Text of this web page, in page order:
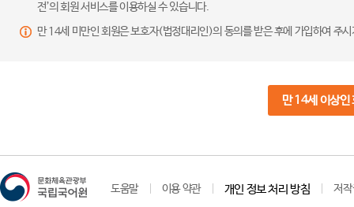
전’의 회원 서비스를 이용하실 수 있습니다.
만 14세 미만인 회원은 보호자(법정대리인)의 동의를 받은 후에 가입하여 주
만 14세 이상인
도움말 이용 약관 개인 정보 처리 방침 저